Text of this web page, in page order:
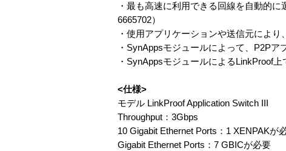
・最も高速に利用できる回線を自動的
6665702）
・使用アプリケーションや送信元によ
・SynAppsモジュールによって、P2P
・SynAppsモジュールによるLinkProof
<仕様>
モデル LinkProof Application Switch III
Throughput：3Gbps
10 Gigabit Ethernet Ports：1 XENPAKが
Gigabit Ethernet Ports：7 GBICが必要